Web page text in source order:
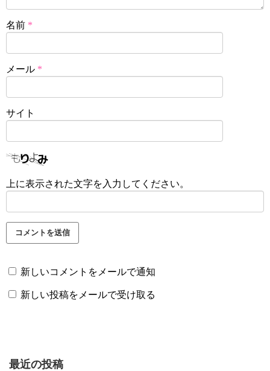
名前 *
メール *
サイト
上に表示された文字を入力してください。
新しいコメントをメールで通知
新しい投稿をメールで受け取る
最近の投稿